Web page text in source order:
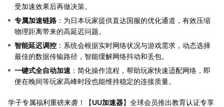
受加速效果后再做决策。
专属加速链路 ：为日本玩家提供直达国服的优化通道，有效压缩
物理距离带来的高延迟问题。
智能延迟调控 ：系统会根据实时网络状况与游戏需求，动态选择
最佳的数据传输路径，智能缓解网络抖动和丢包。
一键式全自动加速 ：简化操作流程，帮助玩家快速适配网络，即
便在晚间等玩家高峰时段也能维持稳定的连接质量。
学子专属福利重磅来袭！【UU加速器】全球会员推出教育认证专享